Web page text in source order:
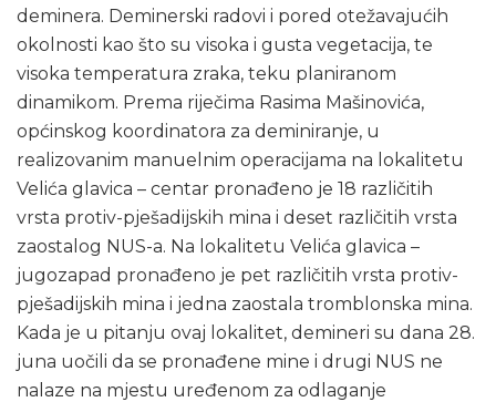
deminera. Deminerski radovi i pored otežavajućih
okolnosti kao što su visoka i gusta vegetacija, te
visoka temperatura zraka, teku planiranom
dinamikom. Prema riječima Rasima Mašinovića,
općinskog koordinatora za deminiranje, u
realizovanim manuelnim operacijama na lokalitetu
Velića glavica – centar pronađeno je 18 različitih
vrsta protiv-pješadijskih mina i deset različitih vrsta
zaostalog NUS-a. Na lokalitetu Velića glavica –
jugozapad pronađeno je pet različitih vrsta protiv-
pješadijskih mina i jedna zaostala tromblonska mina.
Kada je u pitanju ovaj lokalitet, demineri su dana 28.
juna uočili da se pronađene mine i drugi NUS ne
nalaze na mjestu uređenom za odlaganje